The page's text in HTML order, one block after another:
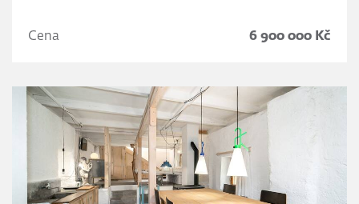
Cena 6 900 000 Kč